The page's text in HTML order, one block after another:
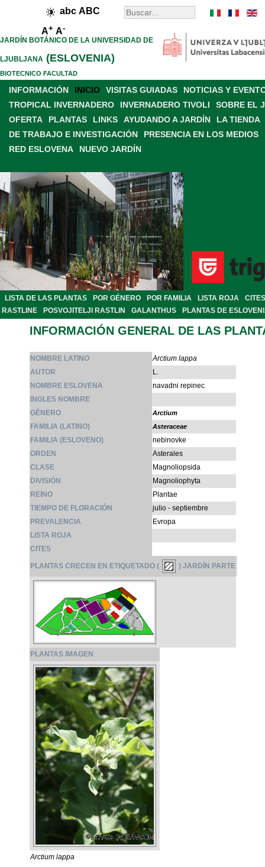
abc ABC
A+ A-
JARDÍN BOTÁNICO DE LA UNIVERSIDAD DE
LJUBLJANA (ESLOVENIA)
BIOTECNICO FACULTAD
INFORMACIÓN INICIO VISITAS GUIADAS
NOTICIAS Y
TROPICAL INVERNADERO
INVERNADERO TIVOLI
SOBRE EL
OFERTA
PLANTAS LINKS AYUDANDO A JARDÍN
LA TIENDA
DE TRABAJO E INVESTIGACIÓN
PRESENCIA EN LOS MEDIOS
RED ESLOVENA
NUEVO JARDÍN
LISTA DE LAS PLANTAS POR GÉNERO POR FAMILIA LISTA ROJA
CITES
RASTLINE
POSVOJITELJI RASTLIN GALANTHUS PLANTAS DE
INFORMACIÓN GENERAL DE LAS
NOMBRE LATINO
Arctium lappa
AUTOR
L.
NOMBRE ESLOVENA
navadni repinec
INGLES NOMBRE
GÉNERO
Arctium
FAMILIA (LATINO) Asteraceae
FAMILIA (ESLOVENO)
nebinovke
ORDEN
Asterales
CLASE
Magnoliopsida
DIVISIÓN
Magnoliophyta
REINO
Plantae
TIEMPO DE FLORACIÓN
julio - septiembre
PREVALENCIA
Evropa
LISTA ROJA
CITES
PLANTAS CRECEN EN ETIQUETADO ( ) JARDÍN PARTE
PLANTAS IMAGEN
Arctium lappa